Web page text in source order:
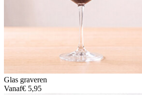
Glas graveren
Vanaf€ 5,95